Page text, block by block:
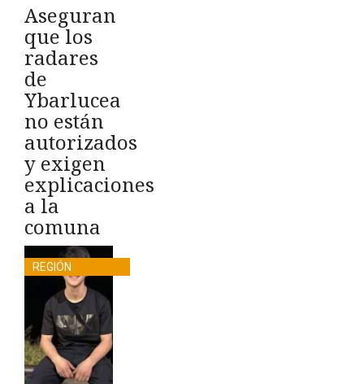
Aseguran
que los
radares
de
Ybarlucea
no están
autorizados
y exigen
explicaciones
a la
comuna
REGIÓN